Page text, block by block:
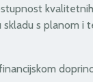
s planom i